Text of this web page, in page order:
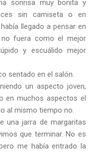
sonrisa muy bonita y
sin camiseta o en
llegado a pensar en
fuera como el mejor
y escuálido mejor
sentado en el salón.
un aspecto joven,
en muchos aspectos el
al mismo tiempo no.
una jarra de margaritas
que terminar. No es
me había entrado la